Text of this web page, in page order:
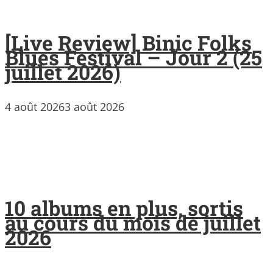
[Live Review] Binic Folks
Blues Festival – Jour 2 (25
juillet 2026)
4 août 20263 août 2026
10 albums en plus, sortis
au cours du mois de juillet
2026